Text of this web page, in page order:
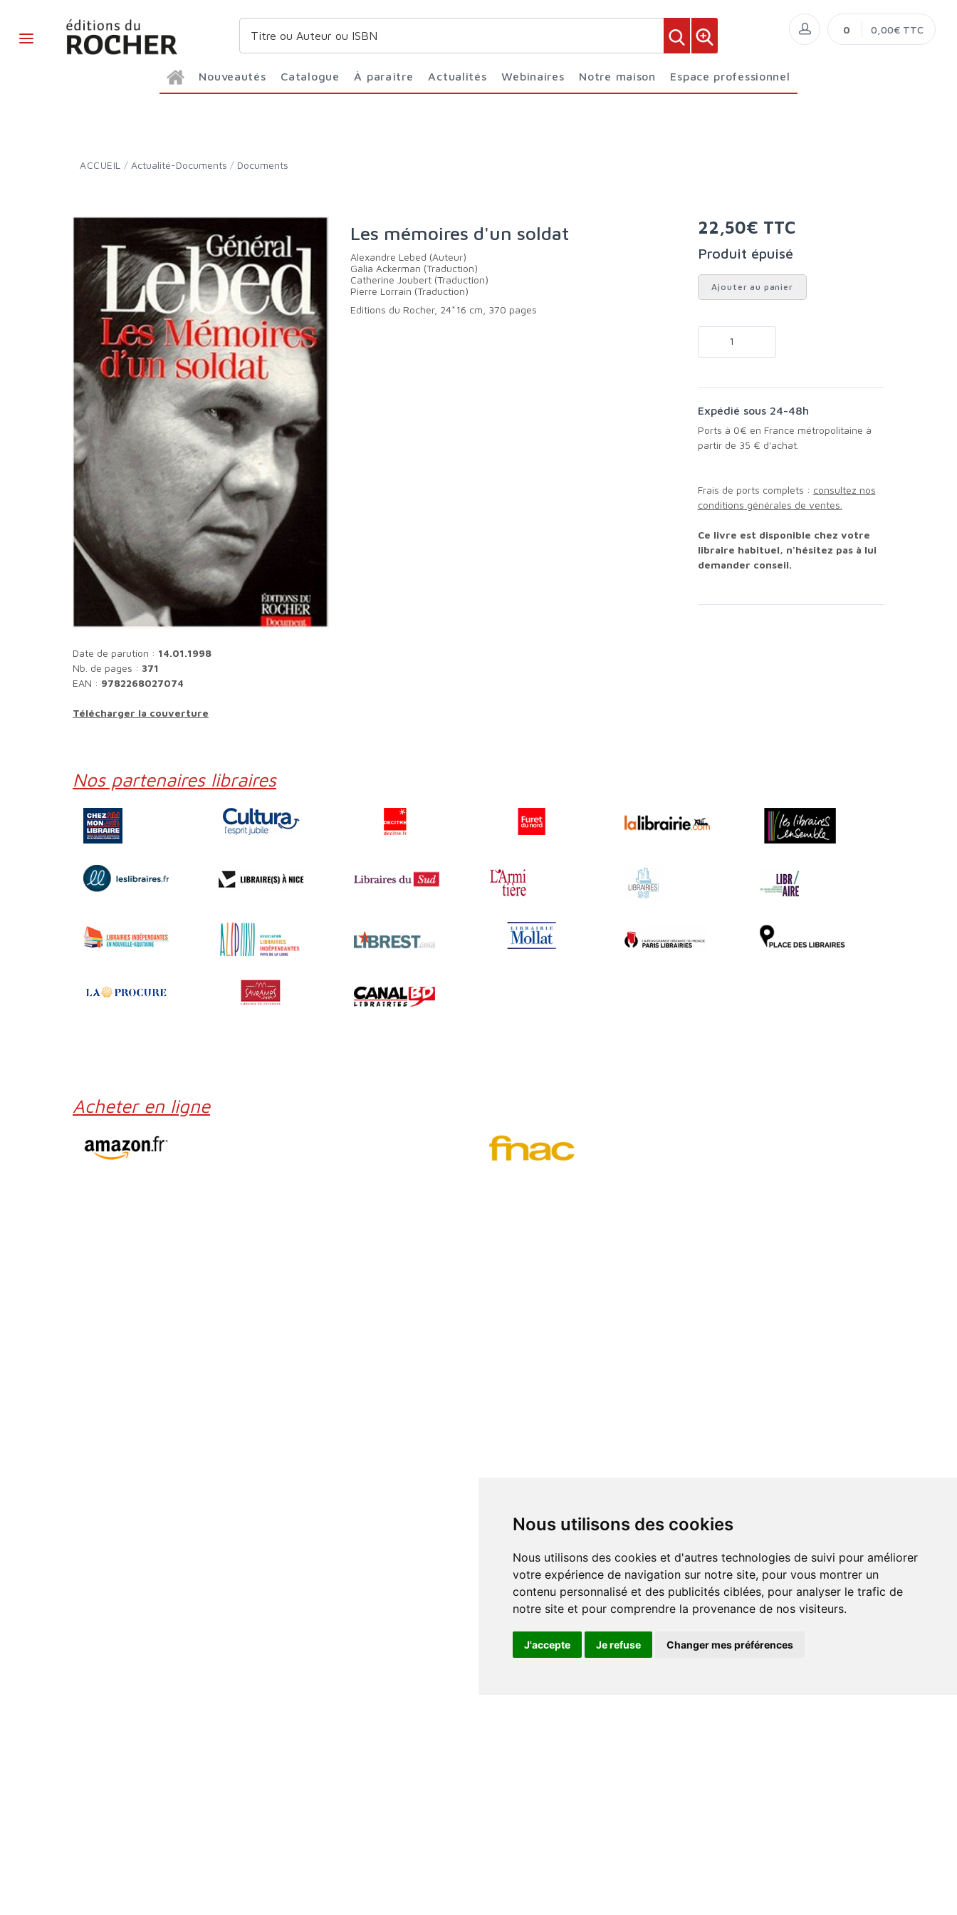
Nous utilisons des cookies
Nous utilisons des cookies et d'autres technologies de suivi pour améliorer
votre expérience de navigation sur notre site, pour vous montrer un
contenu personnalisé et des publicités ciblées, pour analyser le trafic de
notre site et pour comprendre la provenance de nos visiteurs.
J'accepte Je refuse Changer mes préférences
Nouveautés Catalogue À paraître Actualités Webinaires Notre maison Espace professionnel
0 0,00€ TTC
ACCUEIL / Actualité-Documents / Documents
Date de parution : 14.01.1998
Nb. de pages : 371
EAN : 9782268027074
Télécharger la couverture
Les mémoires d'un soldat
Alexandre Lebed (Auteur)
Galia Ackerman (Traduction)
Catherine Joubert (Traduction)
Pierre Lorrain (Traduction)
Editions du Rocher, 24*16 cm, 370 pages
22,50€ TTC
Produit épuisé
Ajouter au panier
Expédié sous 24-48h
Ports à 0€ en France métropolitaine à
partir de 35 € d'achat.
Frais de ports complets : consultez nos
conditions générales de ventes.
Ce livre est disponible chez votre
libraire habituel, n'hésitez pas à lui
demander conseil.
Nos partenaires libraires
Acheter en ligne